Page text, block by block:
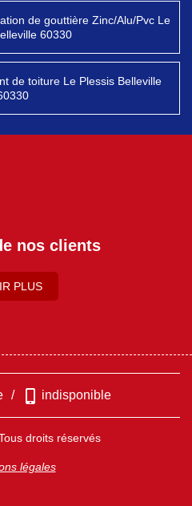
de gouttière Zinc/Alu/Pvc Le
60330
de toiture Le Plessis Belleville
nos clients
PLUS
/ indisponible
droits réservés
légales